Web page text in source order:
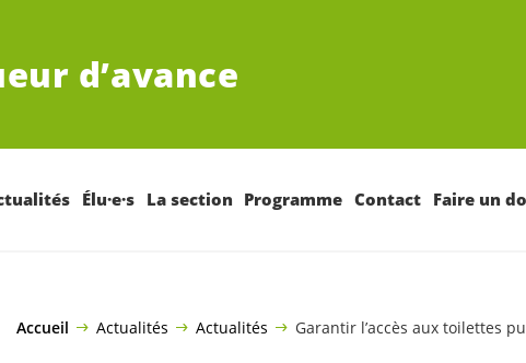
d’avance
Élu·e·s La section Programme Contact Faire un
Accueil Actualités Actualités Garantir l’accès aux toilettes